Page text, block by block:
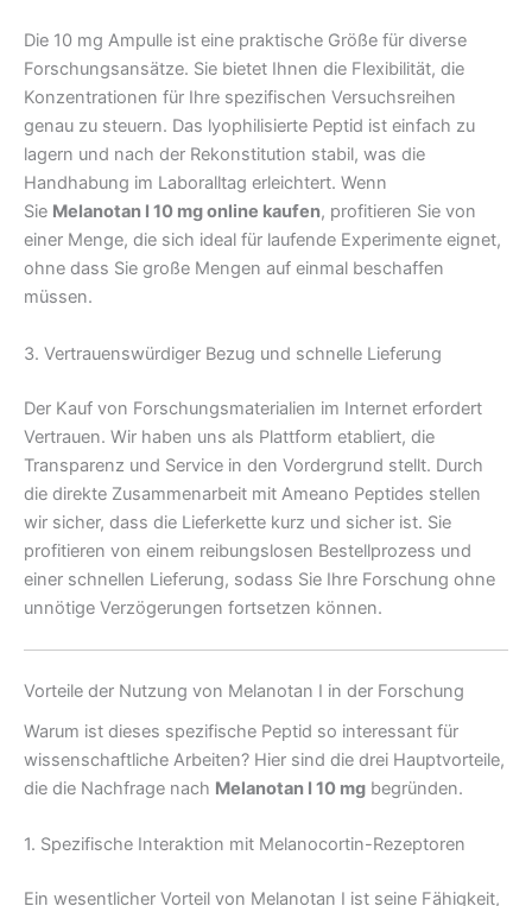
Die 10 mg Ampulle ist eine praktische Größe für diverse
Forschungsansätze. Sie bietet Ihnen die Flexibilität, die
Konzentrationen für Ihre spezifischen Versuchsreihen
genau zu steuern. Das lyophilisierte Peptid ist einfach zu
lagern und nach der Rekonstitution stabil, was die
Handhabung im Laboralltag erleichtert. Wenn
Sie Melanotan I 10 mg online kaufen, profitieren Sie von
einer Menge, die sich ideal für laufende Experimente eignet,
ohne dass Sie große Mengen auf einmal beschaffen
müssen.
3. Vertrauenswürdiger Bezug und schnelle Lieferung
Der Kauf von Forschungsmaterialien im Internet erfordert
Vertrauen. Wir haben uns als Plattform etabliert, die
Transparenz und Service in den Vordergrund stellt. Durch
die direkte Zusammenarbeit mit Ameano Peptides stellen
wir sicher, dass die Lieferkette kurz und sicher ist. Sie
profitieren von einem reibungslosen Bestellprozess und
einer schnellen Lieferung, sodass Sie Ihre Forschung ohne
unnötige Verzögerungen fortsetzen können.
Vorteile der Nutzung von Melanotan I in der Forschung
Warum ist dieses spezifische Peptid so interessant für
wissenschaftliche Arbeiten? Hier sind die drei Hauptvorteile,
die die Nachfrage nach Melanotan I 10 mg begründen.
1. Spezifische Interaktion mit Melanocortin-Rezeptoren
Ein wesentlicher Vorteil von Melanotan I ist seine Fähigkeit,